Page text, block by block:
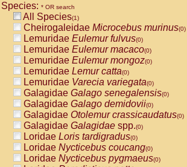
Species: * OR search
All Species(1)
Cheirogaleidae Microcebus murinus(0)
Lemuridae Eulemur fulvus(0)
Lemuridae Eulemur macaco(0)
Lemuridae Eulemur mongoz(0)
Lemuridae Lemur catta(0)
Lemuridae Varecia variegata(0)
Galagidae Galago senegalensis(0)
Galagidae Galago demidovii(0)
Galagidae Otolemur crassicaudatus(0)
Galagidae Galagidae spp.(0)
Loridae Loris tardigradus(0)
Loridae Nycticebus coucang(0)
Loridae Nycticebus pygmaeus(0)